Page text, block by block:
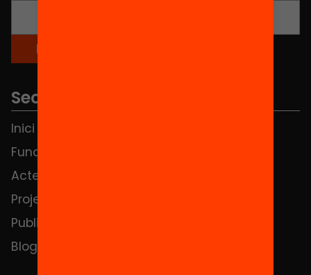
Seccions
Inici
Fundació
Actes
Projectes
Publicacions i vídeos
Blog